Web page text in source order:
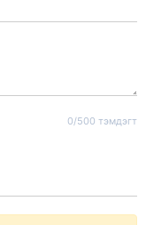
0/500 тэмдэгт